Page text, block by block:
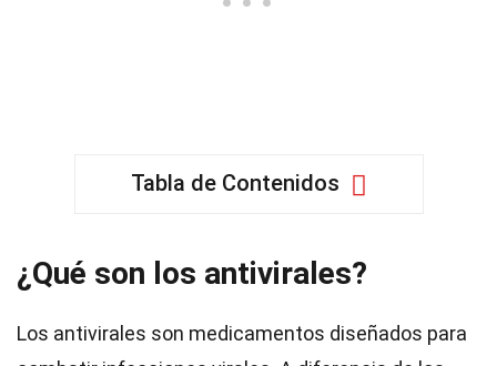
Tabla de Contenidos
¿Qué son los antivirales?
Los antivirales son medicamentos diseñados para